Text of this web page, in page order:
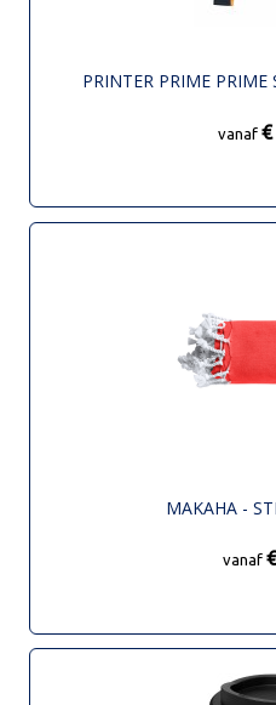
PRINTER PRIME PRIME
vanaf €
MAKAHA -
vanaf